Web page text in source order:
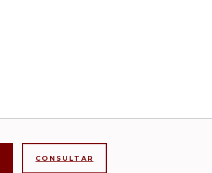
CONSULTAR